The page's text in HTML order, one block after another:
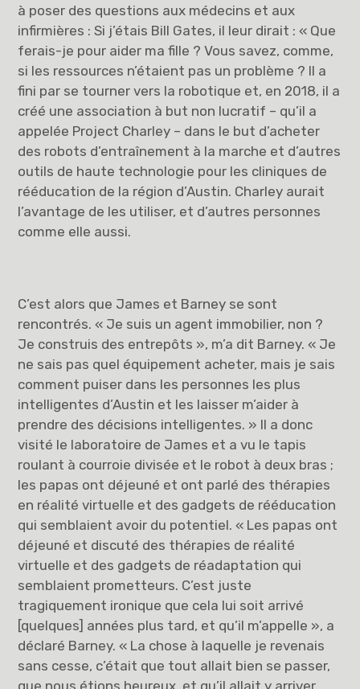
à poser des questions aux médecins et aux
infirmières : Si j’étais Bill Gates, il leur dirait : « Que
ferais-je pour aider ma fille ? Vous savez, comme,
si les ressources n’étaient pas un problème ? Il a
fini par se tourner vers la robotique et, en 2018, il a
créé une association à but non lucratif – qu’il a
appelée Project Charley – dans le but d’acheter
des robots d’entraînement à la marche et d’autres
outils de haute technologie pour les cliniques de
rééducation de la région d’Austin. Charley aurait
l’avantage de les utiliser, et d’autres personnes
comme elle aussi.
C’est alors que James et Barney se sont
rencontrés. « Je suis un agent immobilier, non ?
Je construis des entrepôts », m’a dit Barney. « Je
ne sais pas quel équipement acheter, mais je sais
comment puiser dans les personnes les plus
intelligentes d’Austin et les laisser m’aider à
prendre des décisions intelligentes. » Il a donc
visité le laboratoire de James et a vu le tapis
roulant à courroie divisée et le robot à deux bras ;
les papas ont déjeuné et ont parlé des thérapies
en réalité virtuelle et des gadgets de rééducation
qui semblaient avoir du potentiel. « Les papas ont
déjeuné et discuté des thérapies de réalité
virtuelle et des gadgets de réadaptation qui
semblaient prometteurs. C’est juste
tragiquement ironique que cela lui soit arrivé
[quelques] années plus tard, et qu’il m’appelle », a
déclaré Barney. « La chose à laquelle je revenais
sans cesse, c’était que tout allait bien se passer,